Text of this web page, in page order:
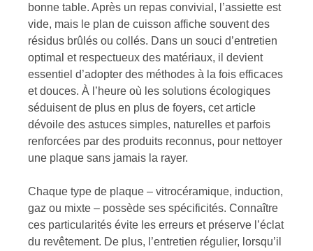
bonne table. Après un repas convivial, l’assiette est
vide, mais le plan de cuisson affiche souvent des
résidus brûlés ou collés. Dans un souci d’entretien
optimal et respectueux des matériaux, il devient
essentiel d’adopter des méthodes à la fois efficaces
et douces. À l’heure où les solutions écologiques
séduisent de plus en plus de foyers, cet article
dévoile des astuces simples, naturelles et parfois
renforcées par des produits reconnus, pour nettoyer
une plaque sans jamais la rayer.
Chaque type de plaque – vitrocéramique, induction,
gaz ou mixte – possède ses spécificités. Connaître
ces particularités évite les erreurs et préserve l’éclat
du revêtement. De plus, l’entretien régulier, lorsqu’il